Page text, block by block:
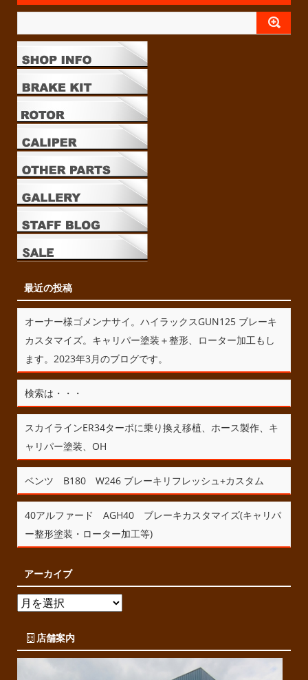
最近の投稿
オーナー様ゴメンナサイ。ハイラックスGUN125 ブレーキ
カスタマイズ。キャリパー塗装＋整形、ローター加工もし
ます。2023年3月のブログです。
検索は・・・
スカイラインER34ターボに乗り換え移植、ホース製作、キ
ャリパー塗装、OH
ベンツ B180 W246 ブレーキリフレッシュ+カスタム
40アルファード AGH40 ブレーキカスタマイズ(キャリパ
ー整形塗装・ローター加工等)
アーカイブ
店舗案内